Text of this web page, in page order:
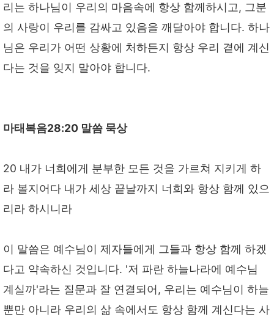
리는 하나님이 우리의 마음속에 항상 함께하시고, 그분
의 사랑이 우리를 감싸고 있음을 깨달아야 합니다. 하나
님은 우리가 어떤 상황에 처하든지 항상 우리 곁에 계신
다는 것을 잊지 말아야 합니다.
마태복음28:20 말씀 묵상
20 내가 너희에게 분부한 모든 것을 가르쳐 지키게 하
라 볼지어다 내가 세상 끝날까지 너희와 항상 함께 있으
리라 하시니라
이 말씀은 예수님이 제자들에게 그들과 항상 함께 하겠
다고 약속하신 것입니다. '저 파란 하늘나라에 예수님
계실까'라는 질문과 잘 연결되어, 우리는 예수님이 하늘
뿐만 아니라 우리의 삶 속에서도 항상 함께 계신다는 사